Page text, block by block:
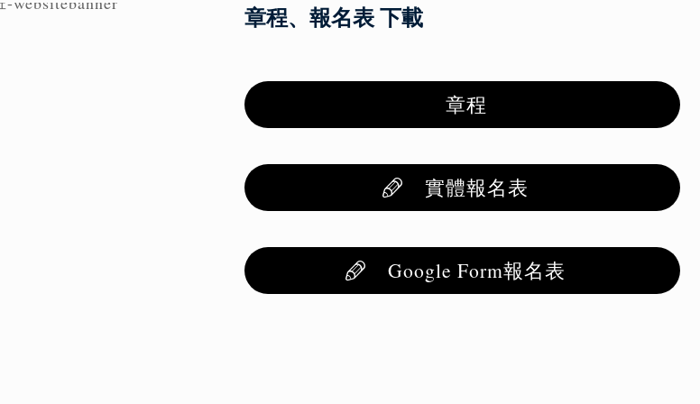
章程、報名表 下載
章程
實體報名表
Google Form報名表